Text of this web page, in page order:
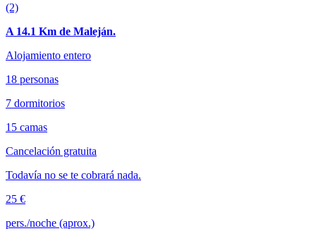
(2)
A 14.1 Km de Maleján.
Alojamiento entero
18 personas
7 dormitorios
15 camas
Cancelación gratuita
Todavía no se te cobrará nada.
25 €
pers./noche (aprox.)